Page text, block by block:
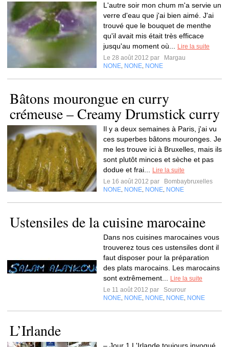
L'autre soir mon chum m'a servie un
verre d'eau que j'ai bien aimé. J'ai
trouvé que le bouquet de menthe
qu'il avait mis était très efficace
jusqu'au moment où...
Lire la suite
Le 28 août 2012 par
Margau
NONE NONE NONE
Bâtons mourongue en curry
crémeuse – Creamy Drumstick curry
Il y a deux semaines à Paris, j'ai vu
ces superbes bâtons mouronges. Je
me les trouve ici à Bruxelles, mais ils
sont plutôt minces et sèche et pas
dodue et frai...
Lire la suite
Le 16 août 2012 par
Bombaybruxelles
NONE NONE NONE NONE
Ustensiles de la cuisine marocaine
Dans nos cuisines marocaines vous
trouverez tous ces ustensiles dont il
faut disposer pour la préparation
des plats marocains. Les marocains
sont extrêmement...
Lire la suite
Le 11 août 2012 par
Sourour
NONE NONE NONE NONE NONE
L’Irlande